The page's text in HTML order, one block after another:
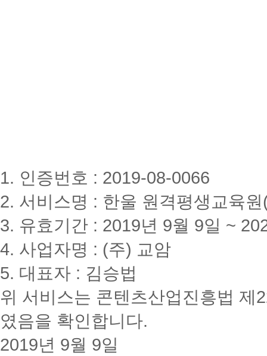
1. 인증번호 : 2019-08-0066
2. 서비스명 : 한울 원격평생교육
3. 유효기간 : 2019년 9월 9일 ~
4. 사업자명 : (주) 교암
5. 대표자 : 김승법
위 서비스는 콘텐츠산업진흥법 제
였음을 확인합니다.
2019년 9월 9일